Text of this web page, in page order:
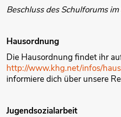
Beschluss des Schulforums
Hausordnung
Die Hausordnung findet ihr
http://www.khg.net/infos/
informiere dich über unsere
Jugendsozialarbeit